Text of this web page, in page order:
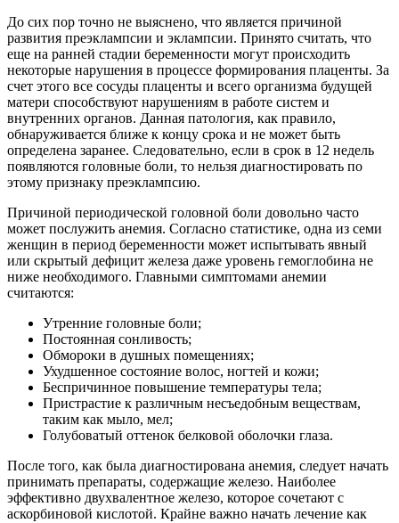
До сих пор точно не выяснено, что является причиной
развития преэклампсии и эклампсии. Принято считать, что
еще на ранней стадии беременности могут происходить
некоторые нарушения в процессе формирования плаценты. За
счет этого все сосуды плаценты и всего организма будущей
матери способствуют нарушениям в работе систем и
внутренних органов. Данная патология, как правило,
обнаруживается ближе к концу срока и не может быть
определена заранее. Следовательно, если в срок в 12 недель
появляются головные боли, то нельзя диагностировать по
этому признаку преэклампсию.
Причиной периодической головной боли довольно часто
может послужить анемия. Согласно статистике, одна из семи
женщин в период беременности может испытывать явный
или скрытый дефицит железа даже уровень гемоглобина не
ниже необходимого. Главными симптомами анемии
считаются:
Утренние головные боли;
Постоянная сонливость;
Обмороки в душных помещениях;
Ухудшенное состояние волос, ногтей и кожи;
Беспричинное повышение температуры тела;
Пристрастие к различным несъедобным веществам,
таким как мыло, мел;
Голубоватый оттенок белковой оболочки глаза.
После того, как была диагностирована анемия, следует начать
принимать препараты, содержащие железо. Наиболее
эффективно двухвалентное железо, которое сочетают с
аскорбиновой кислотой. Крайне важно начать лечение как